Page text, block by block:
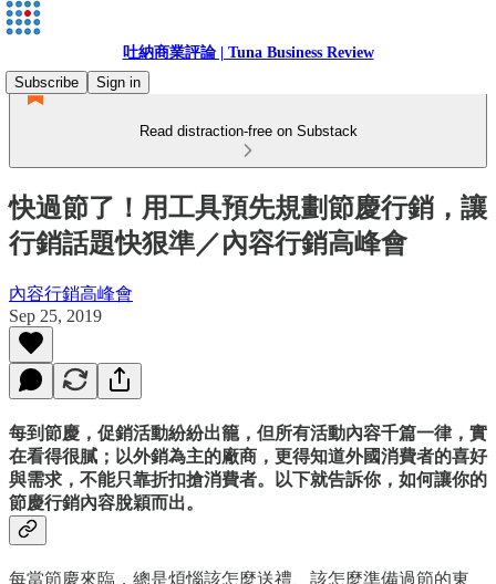
吐納商業評論 | Tuna Business Review
Subscribe
Sign in
Read distraction-free on Substack
快過節了！用工具預先規劃節慶行銷，讓
行銷話題快狠準／內容行銷高峰會
內容行銷高峰會
Sep 25, 2019
每到節慶，促銷活動紛紛出籠，但所有活動內容千篇一律，實
在看得很膩；以外銷為主的廠商，更得知道外國消費者的喜好
與需求，不能只靠折扣搶消費者。以下就告訴你，如何讓你的
節慶行銷內容脫穎而出。
每當節慶來臨，總是煩惱該怎麼送禮、該怎麼準備過節的東